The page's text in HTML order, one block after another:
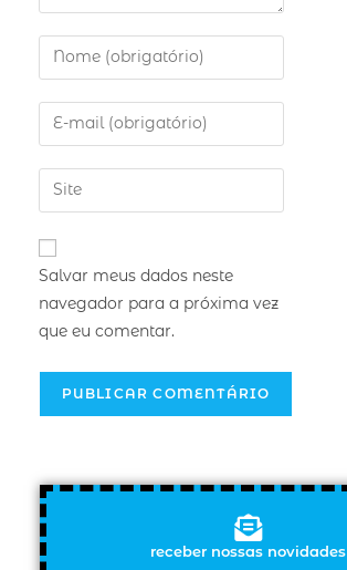
Salvar meus dados neste
navegador para a próxima vez
que eu comentar.
receber nossas novidades